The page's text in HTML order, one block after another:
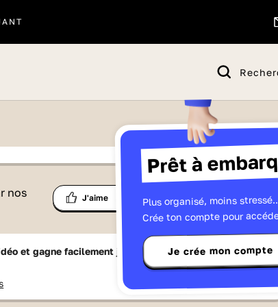
Prêt à
Plus organisé, moins
Crée ton compte pour
Je crée mon compte
par
nos
J'aime
liste
Partager
et gagne facilement jusqu'à 15 Lumnizen te